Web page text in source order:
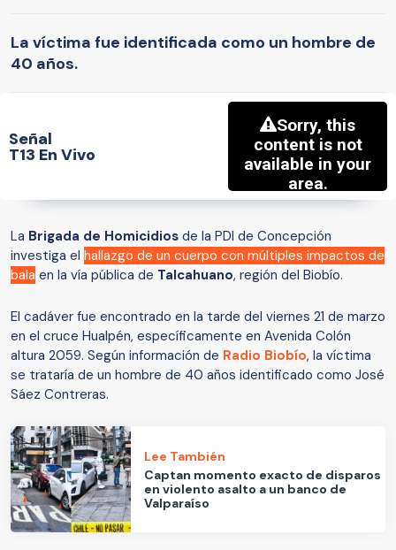
La víctima fue identificada como un hombre de
40 años.
Señal
T13 En Vivo
La Brigada de Homicidios de la PDI de Concepción
investiga el hallazgo de un cuerpo con múltiples impactos de
bala en la vía pública de Talcahuano, región del Biobío.
El cadáver fue encontrado en la tarde del viernes 21 de marzo
en el cruce Hualpén, específicamente en Avenida Colón
altura 2059. Según información de Radio Biobío, la víctima
se trataría de un hombre de 40 años identificado como José
Sáez Contreras.
Lee También
Captan momento exacto de disparos
en violento asalto a un banco de
Valparaíso